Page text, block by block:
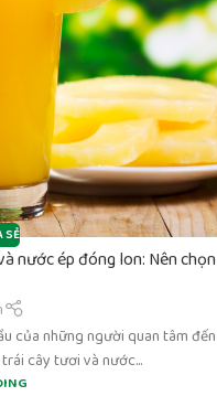
SẺ
nước ép đóng lon: Nên chọn
của những người quan tâm đến
cây tươi và nước...